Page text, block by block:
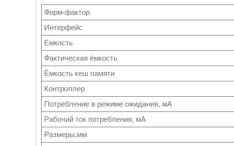
Форм-фактор
Интерфейс
Емкость
Фактическая ёмкость
Ёмкость кеш памяти
Контроллер
Потребление в режиме ожидания, мА
Рабочий ток потребления, мА
Размеры,мм